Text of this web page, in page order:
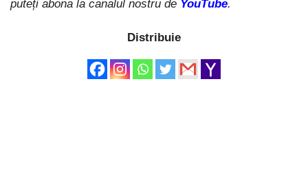
puteți abona la canalul nostru de YouTube.
Distribuie